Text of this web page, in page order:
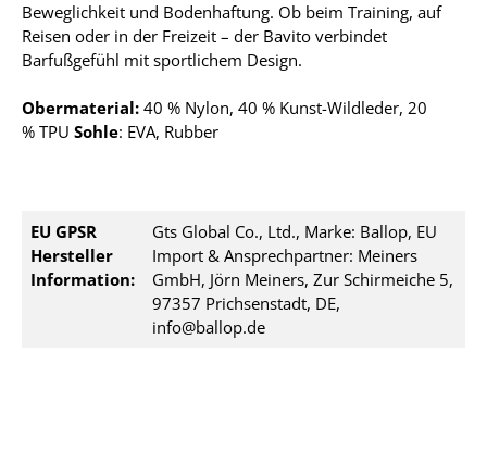
Beweglichkeit und Bodenhaftung. Ob beim Training, auf
Reisen oder in der Freizeit – der Bavito verbindet
Barfußgefühl mit sportlichem Design.
Obermaterial: 40 % Nylon, 40 % Kunst-Wildleder, 20
% TPU Sohle: EVA, Rubber
EU GPSR
Hersteller
Information:
Gts Global Co., Ltd., Marke: Ballop, EU
Import & Ansprechpartner: Meiners
GmbH, Jörn Meiners, Zur Schirmeiche 5,
97357 Prichsenstadt, DE,
info@ballop.de